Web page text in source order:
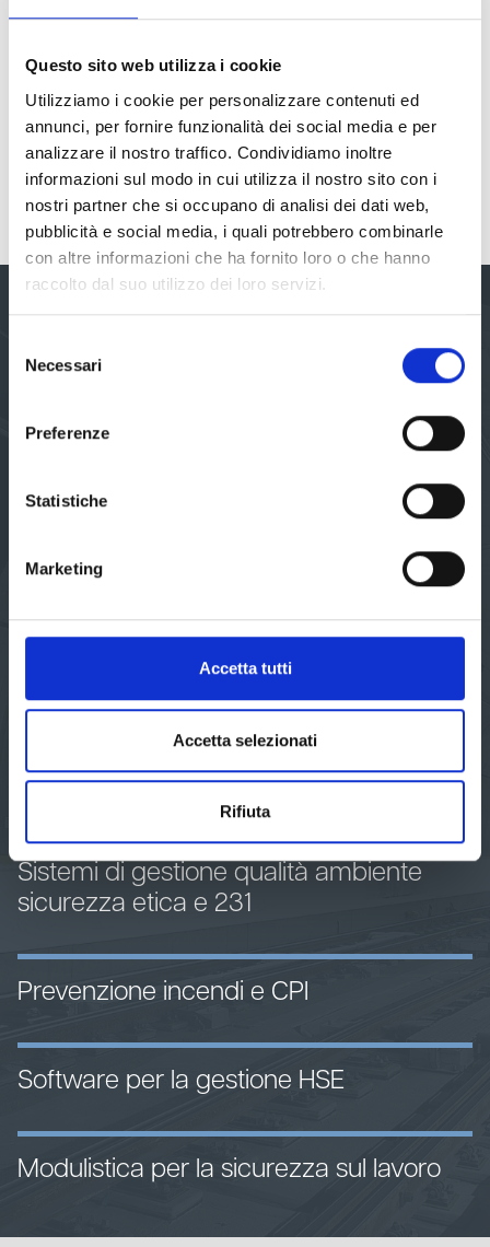
Questo sito web utilizza i cookie
Utilizziamo i cookie per personalizzare contenuti ed
annunci, per fornire funzionalità dei social media e per
analizzare il nostro traffico. Condividiamo inoltre
informazioni sul modo in cui utilizza il nostro sito con i
nostri partner che si occupano di analisi dei dati web,
pubblicità e social media, i quali potrebbero combinarle
con altre informazioni che ha fornito loro o che hanno
raccolto dal suo utilizzo dei loro servizi.
delNecessari
Preferenze
Statistiche
Marketing
Accetta tutti
Accetta selezionati
Rifiuta
PER UN PREVENTIVO CHIAMA ORA ALLO
0415384087
Sicurezza comportamentale e BBS
Medicina del lavoro
Misure agenti fisici
Sistemi di gestione qualità ambiente
sicurezza etica e 231
Prevenzione incendi e CPI
Software per la gestione HSE
Modulistica per la sicurezza sul lavoro